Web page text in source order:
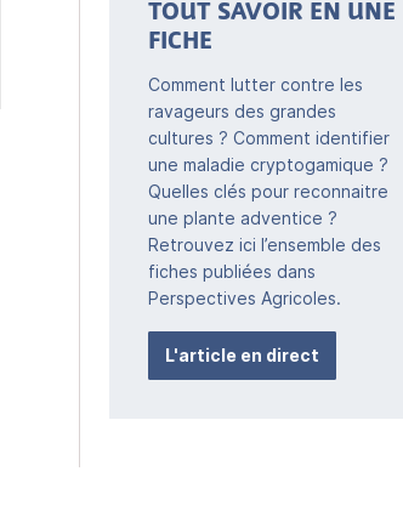
TOUT SAVOIR EN UNE
FICHE
Comment lutter contre les
ravageurs des grandes
cultures ? Comment identifier
une maladie cryptogamique ?
Quelles clés pour reconnaitre
une plante adventice ?
Retrouvez ici l’ensemble des
fiches publiées dans
Perspectives Agricoles.
L'article en direct